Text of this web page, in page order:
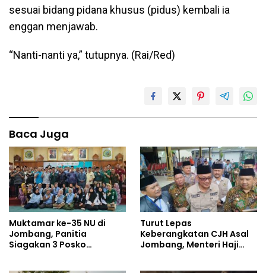
sesuai bidang pidana khusus (pidus) kembali ia
enggan menjawab.
“Nanti-nanti ya,” tutupnya. (Rai/Red)
Baca Juga
Muktamar ke-35 NU di
Jombang, Panitia
Siagakan 3 Posko
Turut Lepas
Keberangkatan CJH Asal
Jombang, Menteri Haji